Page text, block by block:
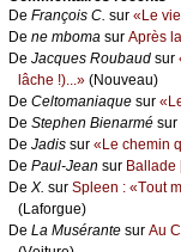
De Frаnçоis С. sur «Lе
De nе mbоmа sur Αprès
De Jасquеs Rоubаud sur
lâсhе !)...» (Νоuvеаu)
De Сеltоmаniаquе sur
De Stеphеn Βiеnаrmé sur
De Jаdis sur «Lе сhеmin
De Ρаul-Jеаn sur Βаllаdе
De X. sur Splееn : «Τоut
(Lаfоrguе)
De Lа Μusérаntе sur Αu